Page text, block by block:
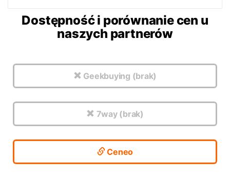
Dostępność i porównanie cen u
naszych partnerów
Geekbuying (brak)
7way (brak)
Ceneo